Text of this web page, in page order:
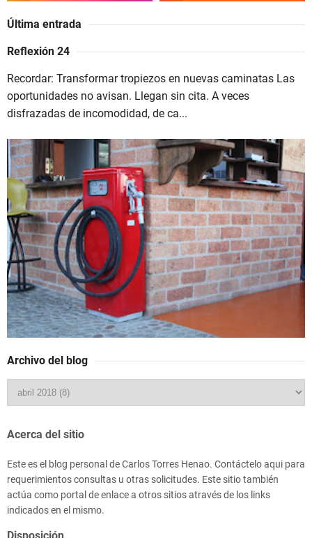
Última entrada
Reflexión 24
Recordar: Transformar tropiezos en nuevas caminatas Las
oportunidades no avisan. Llegan sin cita. A veces
disfrazadas de incomodidad, de ca...
Archivo del blog
Acerca del sitio
Este es el blog personal de Carlos Torres Henao. Contáctelo aqui para
requerimientos consultas u otras solicitudes. Este sitio también
actúa como portal de enlace a otros sitios através de los links
indicados en el mismo.